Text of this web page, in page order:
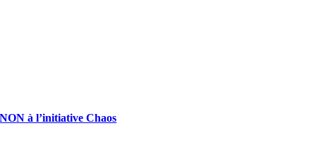
NON à l’initiative Chaos